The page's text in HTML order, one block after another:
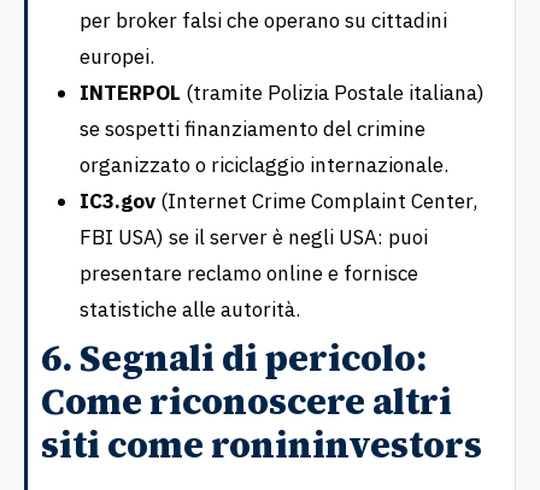
per broker falsi che operano su cittadini
europei.
INTERPOL (tramite Polizia Postale italiana)
se sospetti finanziamento del crimine
organizzato o riciclaggio internazionale.
IC3.gov (Internet Crime Complaint Center,
FBI USA) se il server è negli USA: puoi
presentare reclamo online e fornisce
statistiche alle autorità.
6. Segnali di pericolo:
Come riconoscere altri
siti come ronininvestors